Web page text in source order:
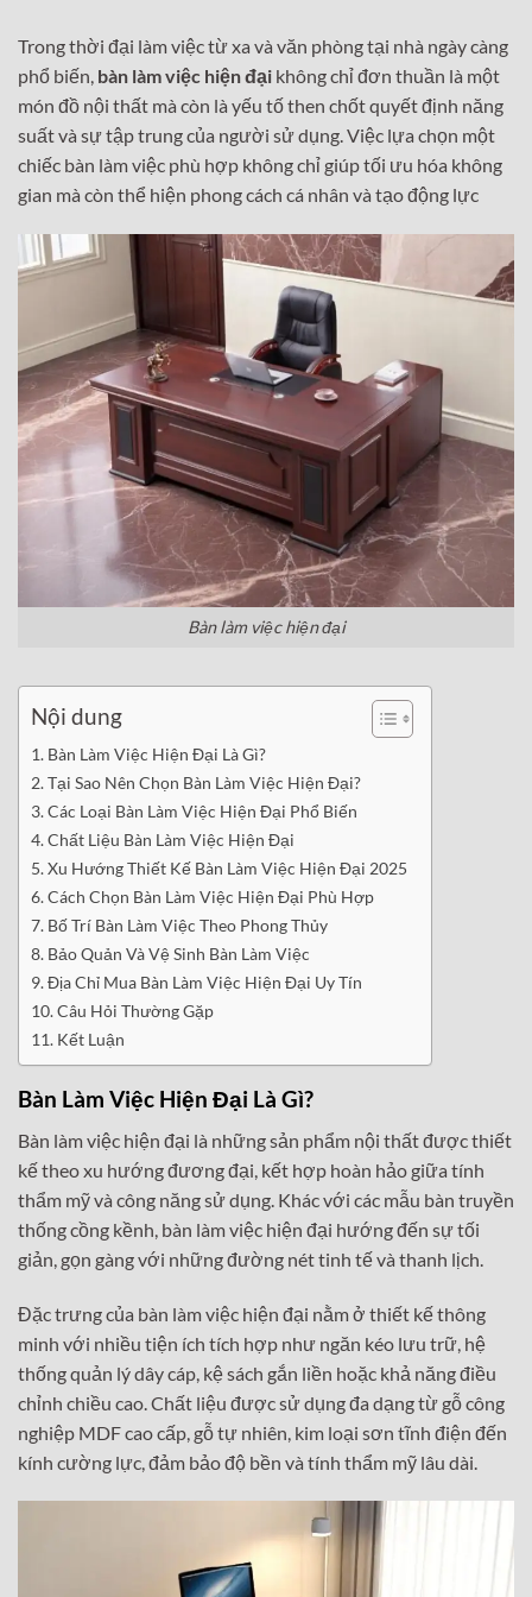
3,150,000₫.
Trong thời đại làm việc từ xa và văn phòng tại nhà ngày càng
phổ biến, bàn làm việc hiện đại không chỉ đơn thuần là một
món đồ nội thất mà còn là yếu tố then chốt quyết định năng
suất và sự tập trung của người sử dụng. Việc lựa chọn một
chiếc bàn làm việc phù hợp không chỉ giúp tối ưu hóa không
gian mà còn thể hiện phong cách cá nhân và tạo động lực
Bàn làm việc hiện đại
Nội dung
Bàn Làm Việc Hiện Đại Là Gì?
Tại Sao Nên Chọn Bàn Làm Việc Hiện Đại?
Các Loại Bàn Làm Việc Hiện Đại Phổ Biến
Chất Liệu Bàn Làm Việc Hiện Đại
Xu Hướng Thiết Kế Bàn Làm Việc Hiện Đại 2025
Cách Chọn Bàn Làm Việc Hiện Đại Phù Hợp
Bố Trí Bàn Làm Việc Theo Phong Thủy
Bảo Quản Và Vệ Sinh Bàn Làm Việc
Địa Chỉ Mua Bàn Làm Việc Hiện Đại Uy Tín
Câu Hỏi Thường Gặp
Kết Luận
Bàn Làm Việc Hiện Đại Là Gì?
Bàn làm việc hiện đại là những sản phẩm nội thất được thiết
kế theo xu hướng đương đại, kết hợp hoàn hảo giữa tính
thẩm mỹ và công năng sử dụng. Khác với các mẫu bàn truyền
thống cồng kềnh, bàn làm việc hiện đại hướng đến sự tối
giản, gọn gàng với những đường nét tinh tế và thanh lịch.
Đặc trưng của bàn làm việc hiện đại nằm ở thiết kế thông
minh với nhiều tiện ích tích hợp như ngăn kéo lưu trữ, hệ
thống quản lý dây cáp, kệ sách gắn liền hoặc khả năng điều
chỉnh chiều cao. Chất liệu được sử dụng đa dạng từ gỗ công
nghiệp MDF cao cấp, gỗ tự nhiên, kim loại sơn tĩnh điện đến
kính cường lực, đảm bảo độ bền và tính thẩm mỹ lâu dài.